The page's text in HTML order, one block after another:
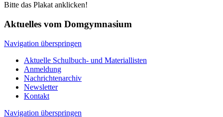
Bitte das Plakat anklicken!
Aktuelles vom Domgymnasium
Navigation überspringen
Aktuelle Schulbuch- und Materiallisten
Anmeldung
Nachrichtenarchiv
Newsletter
Kontakt
Navigation überspringen